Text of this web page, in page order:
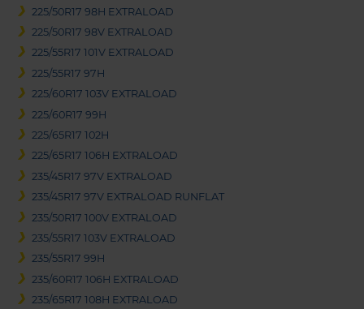
225/50R17 98H EXTRALOAD
225/50R17 98V EXTRALOAD
225/55R17 101V EXTRALOAD
225/55R17 97H
225/60R17 103V EXTRALOAD
225/60R17 99H
225/65R17 102H
225/65R17 106H EXTRALOAD
235/45R17 97V EXTRALOAD
235/45R17 97V EXTRALOAD RUNFLAT
235/50R17 100V EXTRALOAD
235/55R17 103V EXTRALOAD
235/55R17 99H
235/60R17 106H EXTRALOAD
235/65R17 108H EXTRALOAD